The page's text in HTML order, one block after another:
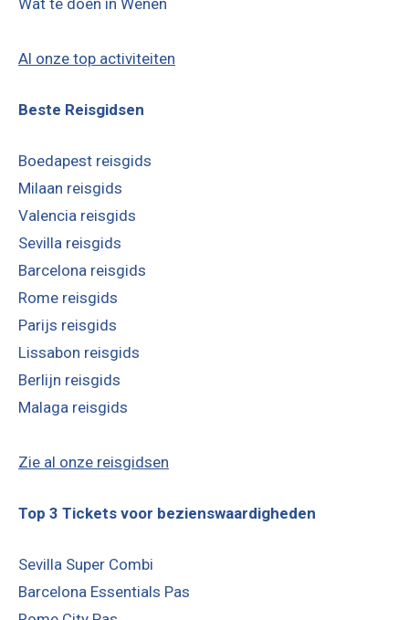
Wat te doen in Wenen
Al onze top activiteiten
Beste Reisgidsen
Boedapest reisgids
Milaan reisgids
Valencia reisgids
Sevilla reisgids
Barcelona reisgids
Rome reisgids
Parijs reisgids
Lissabon reisgids
Berlijn reisgids
Malaga reisgids
Zie al onze reisgidsen
Top 3 Tickets voor bezienswaardigheden
Sevilla Super Combi
Barcelona Essentials Pas